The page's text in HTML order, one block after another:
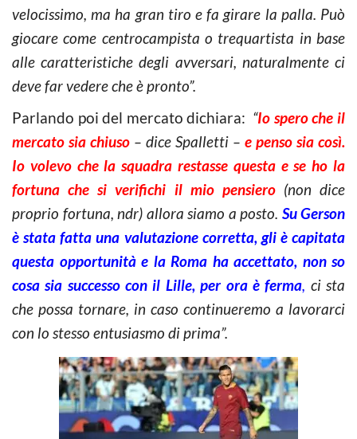
velocissimo, ma ha gran tiro e fa girare la palla. Può
giocare come centrocampista o trequartista in base
alle caratteristiche degli avversari, naturalmente ci
deve far vedere che è pronto”.
Parlando poi del mercato dichiara: “Io spero che il
mercato sia chiuso – dice Spalletti – e penso sia così.
Io volevo che la squadra restasse questa e se ho la
fortuna che si verifichi il mio pensiero (non dice
proprio fortuna, ndr) allora siamo a posto. Su Gerson
è stata fatta una valutazione corretta, gli è capitata
questa opportunità e la Roma ha accettato, non so
cosa sia successo con il Lille, per ora è ferma, ci sta
che possa tornare, in caso continueremo a lavorarci
con lo stesso entusiasmo di prima”.